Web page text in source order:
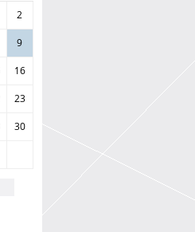
2
9
16
23
30